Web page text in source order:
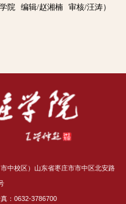
院 编辑/赵湘楠 审核/汪涛）
市中校区）山东省枣庄市市中区北安路
：0632-3786700